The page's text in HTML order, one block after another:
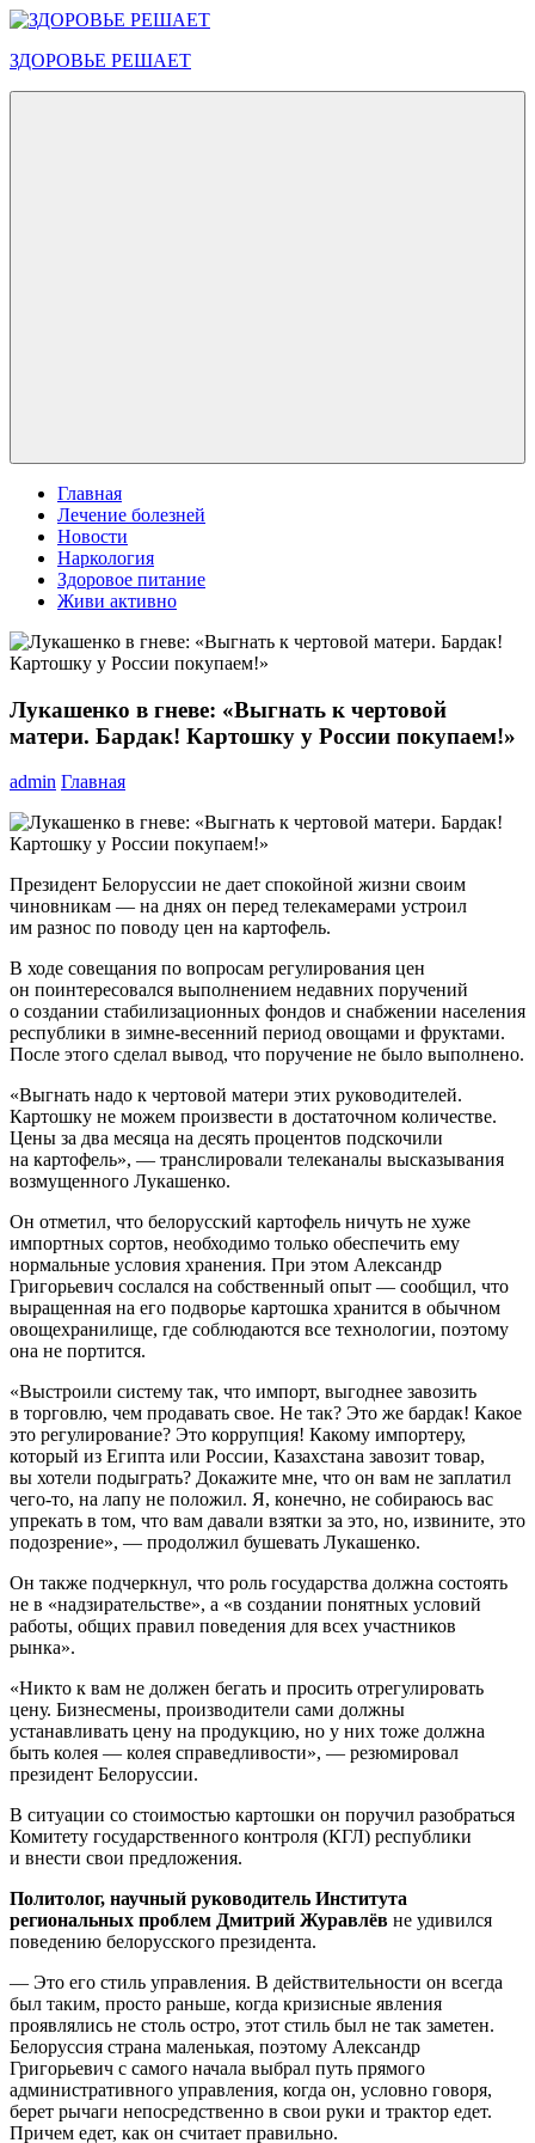
Перейти
содержимому
ЗДОРОВЬЕ РЕШАЕТ
Главная
Лечение болезней
Новости
Наркология
Здоровое питание
Живи активно
Лукашенко в гневе: «Выгнать к чертовой
матери. Бардак! Картошку у России покупаем!»
admin Главная
Президент Белоруссии не дает спокойной жизни своим
чиновникам — на днях он перед телекамерами устроил
им разнос по поводу цен на картофель.
В ходе совещания по вопросам регулирования цен
он поинтересовался выполнением недавних поручений
о создании стабилизационных фондов и снабжении населения
республики в зимне-весенний период овощами и фруктами.
После этого сделал вывод, что поручение не было выполнено.
«Выгнать надо к чертовой матери этих руководителей.
Картошку не можем произвести в достаточном количестве.
Цены за два месяца на десять процентов подскочили
на картофель», — транслировали телеканалы высказывания
возмущенного Лукашенко.
Он отметил, что белорусский картофель ничуть не хуже
импортных сортов, необходимо только обеспечить ему
нормальные условия хранения. При этом Александр
Григорьевич сослался на собственный опыт — сообщил, что
выращенная на его подворье картошка хранится в обычном
овощехранилище, где соблюдаются все технологии, поэтому
она не портится.
«Выстроили систему так, что импорт, выгоднее завозить
в торговлю, чем продавать свое. Не так? Это же бардак! Какое
это регулирование? Это коррупция! Какому импортеру,
который из Египта или России, Казахстана завозит товар,
вы хотели подыграть? Докажите мне, что он вам не заплатил
чего-то, на лапу не положил. Я, конечно, не собираюсь вас
упрекать в том, что вам давали взятки за это, но, извините, это
подозрение», — продолжил бушевать Лукашенко.
Он также подчеркнул, что роль государства должна состоять
не в «надзирательстве», а «в создании понятных условий
работы, общих правил поведения для всех участников
рынка».
«Никто к вам не должен бегать и просить отрегулировать
цену. Бизнесмены, производители сами должны
устанавливать цену на продукцию, но у них тоже должна
быть колея — колея справедливости», — резюмировал
президент Белоруссии.
В ситуации со стоимостью картошки он поручил разобраться
Комитету государственного контроля (КГЛ) республики
и внести свои предложения.
Политолог, научный руководитель Института
региональных проблем Дмитрий Журавлёв не удивился
поведению белорусского президента.
— Это его стиль управления. В действительности он всегда
был таким, просто раньше, когда кризисные явления
проявлялись не столь остро, этот стиль был не так заметен.
Белоруссия страна маленькая, поэтому Александр
Григорьевич с самого начала выбрал путь прямого
административного управления, когда он, условно говоря,
берет рычаги непосредственно в свои руки и трактор едет.
Причем едет, как он считает правильно.